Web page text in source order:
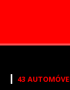
43